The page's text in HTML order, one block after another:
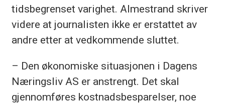
tidsbegrenset varighet. Almestrand skriver
videre at journalisten ikke er erstattet av
andre etter at vedkommende sluttet.
– Den økonomiske situasjonen i Dagens
Næringsliv AS er anstrengt. Det skal
gjennomføres kostnadsbesparelser, noe